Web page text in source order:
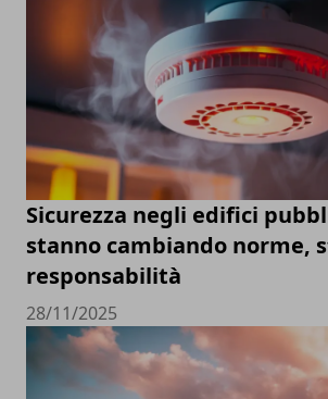
Sicurezza negli edifici
stanno cambiando norme,
responsabilità
28/11/2025